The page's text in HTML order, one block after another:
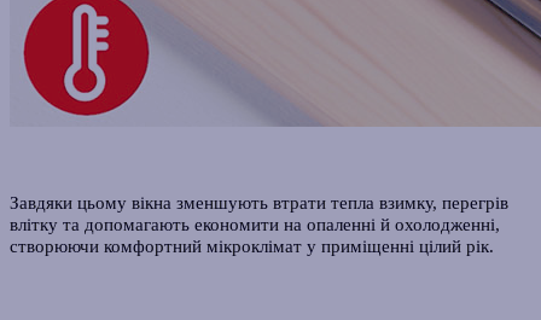
Завдяки цьому вікна зменшують втрати тепла взимку, перегрів
влітку та допомагають економити на опаленні й охолодженні,
створюючи комфортний мікроклімат у приміщенні цілий рік.